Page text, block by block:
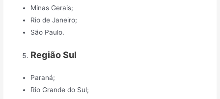
Minas Gerais;
Rio de Janeiro;
São Paulo.
Região Sul
Paraná;
Rio Grande do Sul;